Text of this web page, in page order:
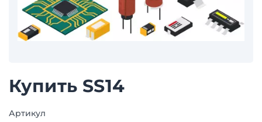
Купить SS14
Артикул